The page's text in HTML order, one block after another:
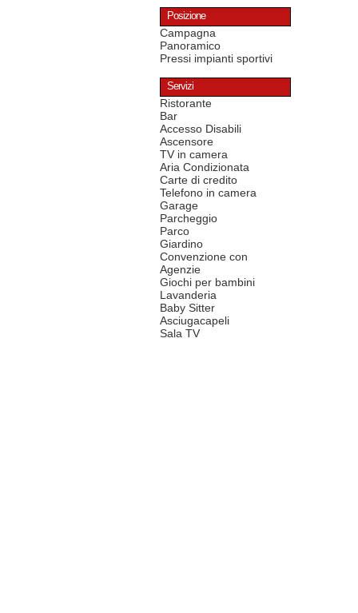
Posizione
Campagna
Panoramico
Pressi impianti sportivi
Servizi
Ristorante
Bar
Accesso Disabili
Ascensore
TV in camera
Aria Condizionata
Carte di credito
Telefono in camera
Garage
Parcheggio
Parco
Giardino
Convenzione con
Agenzie
Giochi per bambini
Lavanderia
Baby Sitter
Asciugacapeli
Sala TV